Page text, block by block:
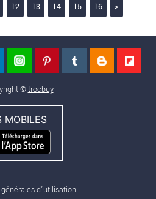
12 13 14 15 16 >
©trocbuy
MOBILES
d'utilisation